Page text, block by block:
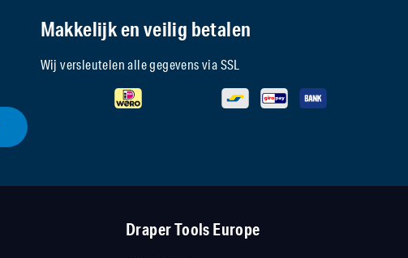
Makkelijk en veilig betalen
Wij versleutelen alle gegevens via SSL
Draper Tools Europe